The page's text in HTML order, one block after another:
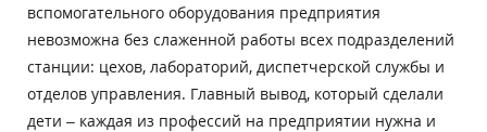
вспомогательного оборудования предприятия
невозможна без слаженной работы всех подразделений
станции: цехов, лабораторий, диспетчерской службы и
отделов управления. Главный вывод, который сделали
дети – каждая из профессий на предприятии нужна и